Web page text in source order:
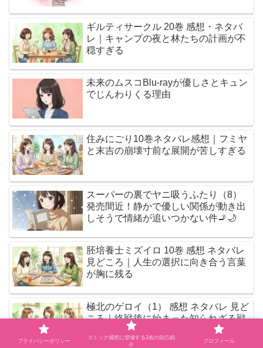
ギルティサークル 20巻 感想・ネタバ
レ｜キャンプの夜と林たちの計画が不
穏すぎる
未来のムスコBlu-rayが優しさとキュン
でじんわりくる理由
住みにごり10巻ネタバレ感想｜フミヤ
と末吉の崩壊寸前な展開が苦しすぎる
スーパーの裏でヤニ吸うふたり（8）
発売間近！静かで優しい関係が動き出
しそうで情緒が追いつかない件🚬🌙
胚培養士ミズイロ 10巻 感想 ネタバレ
見どころ｜人生の選択に向き合う言葉
が胸に残る
極北のゲロイ（1） 感想 ネタバレ 見ど
ころ｜終戦後に始まった知られざる戦
いを描く衝撃作
プライバシーポリシー
コミック感想に登場する3名の自己紹
介
プロフィール